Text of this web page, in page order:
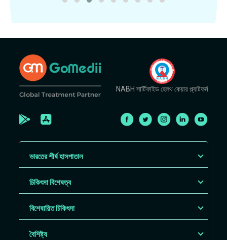
NABH সার্টিফাইড হেলথ কেয়ার প্ল্যাটফর্ম
ভারতের শীর্ষ হাসপাতাল
চিকিৎসা বিশেষত্ব
বিশেষায়িত চিকিৎসা
বৈশিষ্ট্য